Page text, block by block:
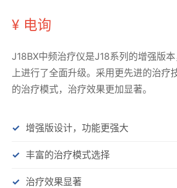
¥ 电询
J18BX中频治疗仪是J18系列的增强版
上进行了全面升级。采用更先进的治疗
的治疗模式，治疗效果更加显著。
增强版设计，功能更强大
丰富的治疗模式选择
治疗效果显著